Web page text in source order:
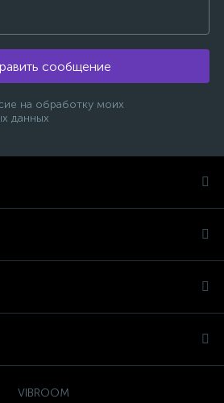
сообщение
на обработку моих
данных
VIBROOM